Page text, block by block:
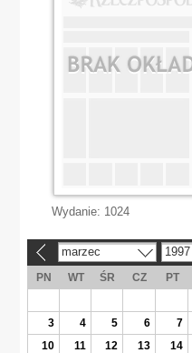
Wydanie: 1024
marzec 1997
PN WT ŚR CZ PT
3
4 5 6 7
10
11 12 13 14